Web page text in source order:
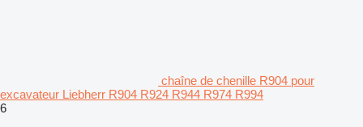
chaîne de chenille R904 pour
excavateur Liebherr R904 R924 R944 R974 R994
6